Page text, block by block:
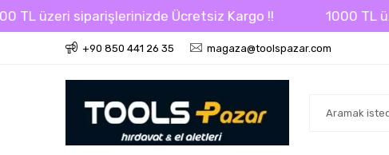
üzeri siparişlerinizde Ücretsiz Kargo !! 1000 TL
+90 850 441 26 35 magaza@toolspazar.com